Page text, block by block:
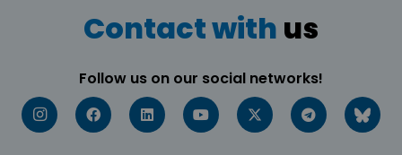
Contact with us
Follow us on our social networks!